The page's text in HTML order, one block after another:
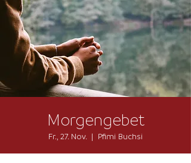
Morgengebet
Fr., 27. Nov.
  |
Pfimi Buchsi